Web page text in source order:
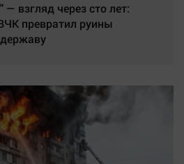
взгляд через сто лет:
превратил руины